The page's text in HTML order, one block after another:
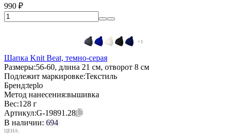
990 ₽
+1
Шапка Knit Beat, темно-серая
Размеры:56-60, длина 21 см, отворот 8 см
Подлежит маркировке:Текстиль
Бренд:teplo
Метод нанесения:вышивка
Вес:128 г
Артикул:G-19891.28
В наличии: 694
ЦЕНА: